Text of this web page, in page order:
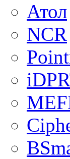
Атол
NCR